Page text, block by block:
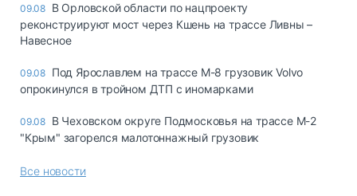
09.08 В Орловской области по нацпроекту
реконструируют мост через Кшень на трассе Ливны –
Навесное
09.08 Под Ярославлем на трассе М-8 грузовик Volvo
опрокинулся в тройном ДТП с иномарками
09.08 В Чеховском округе Подмосковья на трассе М-2
"Крым" загорелся малотоннажный грузовик
Все новости